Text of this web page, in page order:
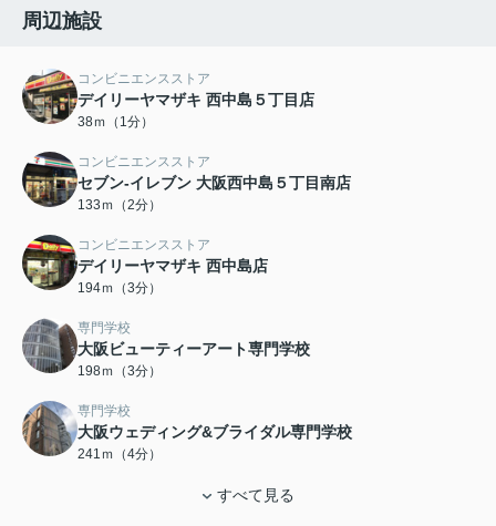
周辺施設
コンビニエンスストア
デイリーヤマザキ 西中島５丁目店
38ｍ（1分）
コンビニエンスストア
セブン-イレブン 大阪西中島５丁目南店
133ｍ（2分）
コンビニエンスストア
デイリーヤマザキ 西中島店
194ｍ（3分）
専門学校
大阪ビューティーアート専門学校
198ｍ（3分）
専門学校
大阪ウェディング&ブライダル専門学校
241ｍ（4分）
すべて見る